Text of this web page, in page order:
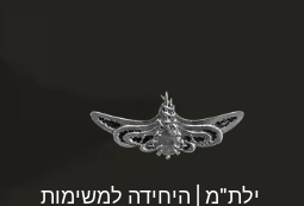
ילת"מ | היחידה למשימות